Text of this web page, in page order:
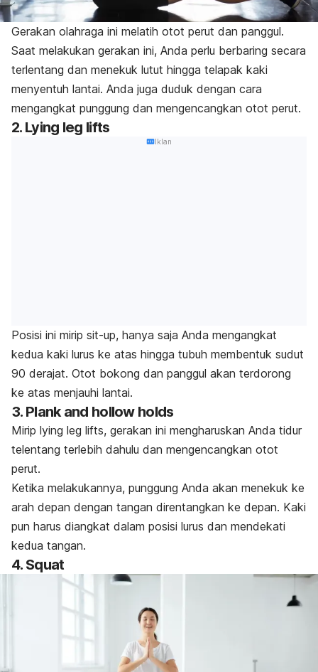
Gerakan olahraga ini melatih otot perut dan panggul.
Saat melakukan gerakan ini, Anda perlu berbaring secara
terlentang dan menekuk lutut hingga telapak kaki
menyentuh lantai. Anda juga duduk dengan cara
mengangkat punggung dan mengencangkan otot perut.
2. Lying leg lifts
Iklan
Posisi ini mirip sit-up, hanya saja Anda mengangkat
kedua kaki lurus ke atas hingga tubuh membentuk sudut
90 derajat. Otot bokong dan panggul akan terdorong
ke atas menjauhi lantai.
3. Plank and hollow holds
Mirip lying leg lifts, gerakan ini mengharuskan Anda tidur
telentang terlebih dahulu dan mengencangkan otot
perut.
Ketika melakukannya, punggung Anda akan menekuk ke
arah depan dengan tangan direntangkan ke depan. Kaki
pun harus diangkat dalam posisi lurus dan mendekati
kedua tangan.
4. Squat